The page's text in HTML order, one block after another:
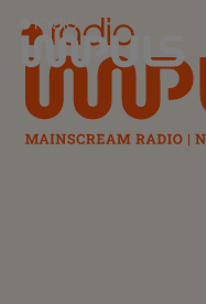
Radio Impuls